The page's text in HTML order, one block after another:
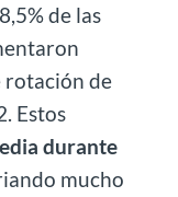
de las
rotación de
Estos
durante
mucho